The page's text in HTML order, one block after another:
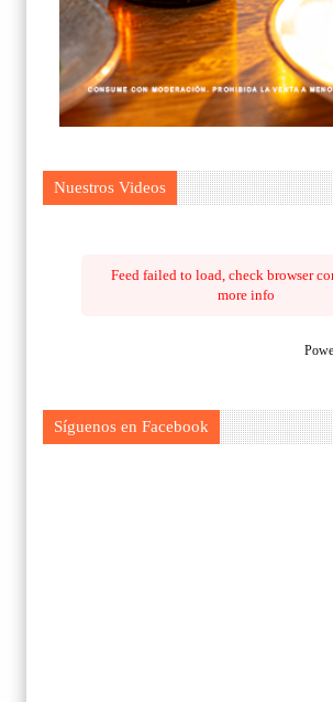
Nuestros Videos
Feed failed to load, check browser
more info
Síguenos en Facebook